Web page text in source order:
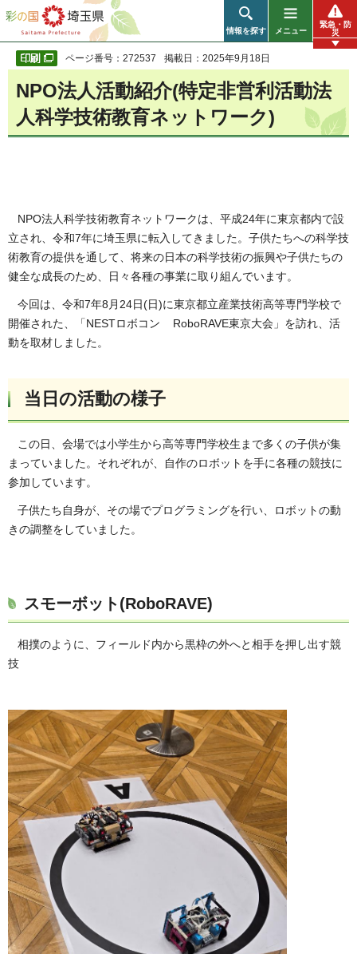
彩の国 埼玉県
情報を探す メニュー
緊急・防
災
ページ番号：272537 掲載日：2025年9月18日
NPO法人活動紹介(特定非営利活動法
人科学技術教育ネットワーク)
NPO法人科学技術教育ネットワークは、平成24年に東京都内で設
立され、令和7年に埼玉県に転入してきました。子供たちへの科学技
術教育の提供を通して、将来の日本の科学技術の振興や子供たちの
健全な成長のため、日々各種の事業に取り組んでいます。
今回は、令和7年8月24日(日)に東京都立産業技術高等専門学校で
開催された、「NESTロボコン RoboRAVE東京大会」を訪れ、活
動を取材しました。
当日の活動の様子
この日、会場では小学生から高等専門学校生まで多くの子供が集
まっていました。それぞれが、自作のロボットを手に各種の競技に
参加しています。
子供たち自身が、その場でプログラミングを行い、ロボットの動
きの調整をしていました。
スモーボット(RoboRAVE)
相撲のように、フィールド内から黒枠の外へと相手を押し出す競
技